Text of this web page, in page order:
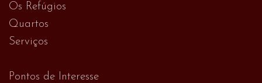
Os Refúgios
Quartos
Serviços
Pontos de Interesse